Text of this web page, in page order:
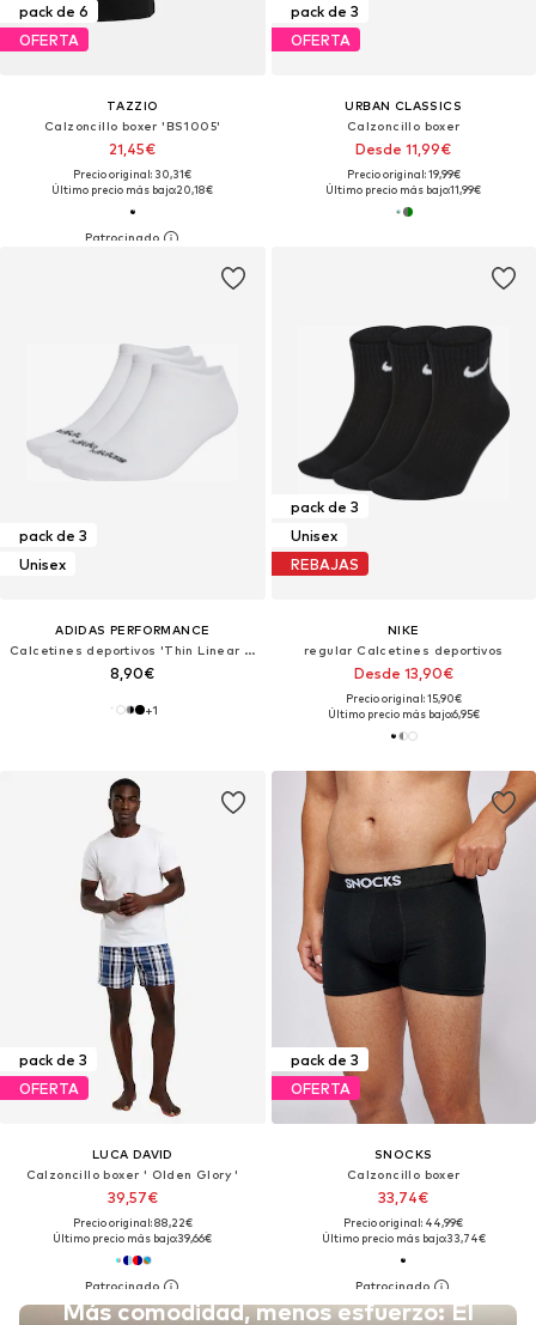
pack de 6
OFERTA
TAZZIO
Calzoncillo boxer 'BS1005'
21,45€
Precio original: 30,31€
Último precio más bajo:20,18€
pack de 3
OFERTA
URBAN CLASSICS
Calzoncillo boxer
Desde 11,99€
Precio original: 19,99€
Último precio más bajo:11,99€
pack de 3
Unisex
ADIDAS PERFORMANCE
Calcetines deportivos 'Thin Linear Low-Cut 3 Pairs'
8,90€
+1
pack de 3
Unisex
REBAJAS
NIKE
regular Calcetines deportivos
Desde 13,90€
Precio original: 15,90€
Último precio más bajo:6,95€
pack de 3
OFERTA
LUCA DAVID
Calzoncillo boxer ' Olden Glory '
39,57€
Precio original: 88,22€
Último precio más bajo:39,66€
Más comodidad, menos esfuerzo: El
pack de 3
OFERTA
SNOCKS
Calzoncillo boxer
33,74€
Precio original: 44,99€
Último precio más bajo:33,74€